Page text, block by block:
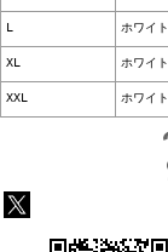
L ホワイト
XL ホワイト
XXL ホワイト